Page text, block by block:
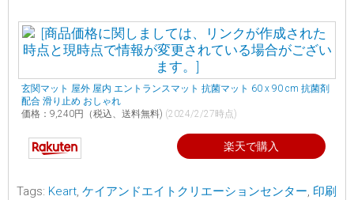
玄関マット 屋外 屋内 エントランスマット 抗菌マット 60 x 90 cm 抗菌剤
配合 滑り止め おしゃれ
価格：9,240円（税込、送料無料) (2024/2/27時点)
楽天で購入
Tags: Keart, ケイアンドエイトクリエーションセンター, 印刷